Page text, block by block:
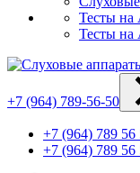
Тесты на
Тесты на
+7 (964) 789-56-50
+7 (964) 789 56
+7 (964) 789 56